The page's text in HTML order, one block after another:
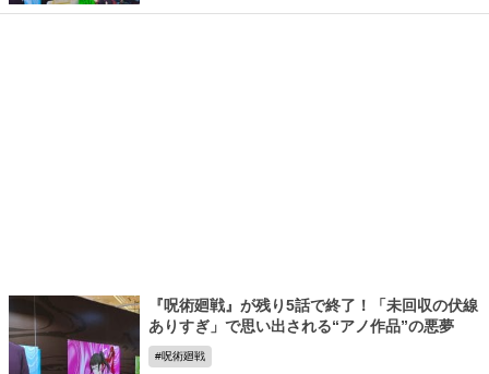
『呪術廻戦』が残り5話で終了！「未回収の伏線
ありすぎ」で思い出される“アノ作品”の悪夢
呪術廻戦